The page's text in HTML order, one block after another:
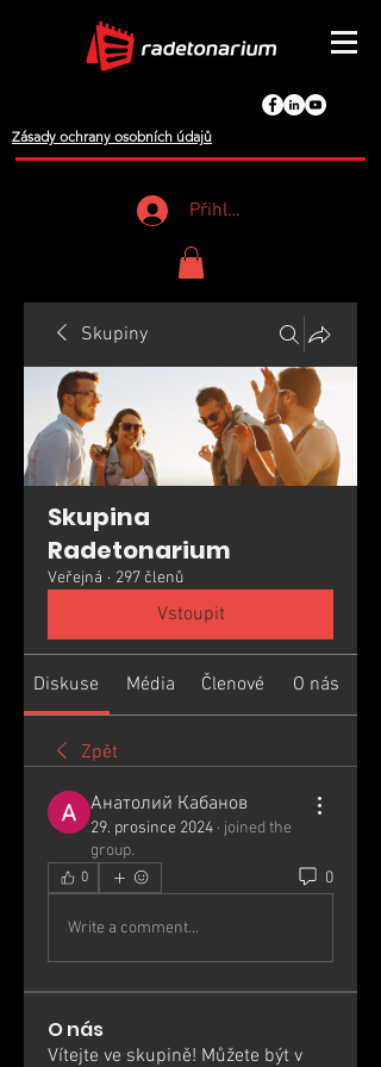
Zásady ochrany osobních údajů
Přihlášení
Skupiny
Skupina
Radetonarium
Veřejná · 297 členů
Vstoupit
Diskuse Média Členové O nás
Zpět
Анатолий Кабанов
29. prosince 2024 · joined the
group.
0 0
Write a comment...
O nás
Vítejte ve skupině! Můžete být v